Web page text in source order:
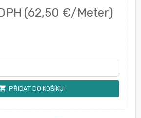
(62,50 €/Meter)
PŘIDAT DO KOŠÍKU